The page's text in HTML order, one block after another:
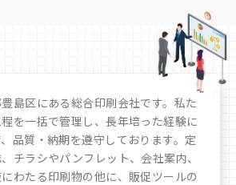
島区にある総合印刷会社です。私た
を一括で管理し、長年培った経験に
品質・納期を遵守しております。定
チラシやパンフレット、会社案内、
わたる印刷物の他に、販促ツールの